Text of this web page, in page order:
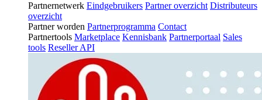
Partnernetwerk Eindgebruikers Partner overzicht Distributeurs
overzicht
Partner worden Partnerprogramma Contact
Partnertools Marketplace Kennisbank Partnerportaal Sales
tools Reseller API